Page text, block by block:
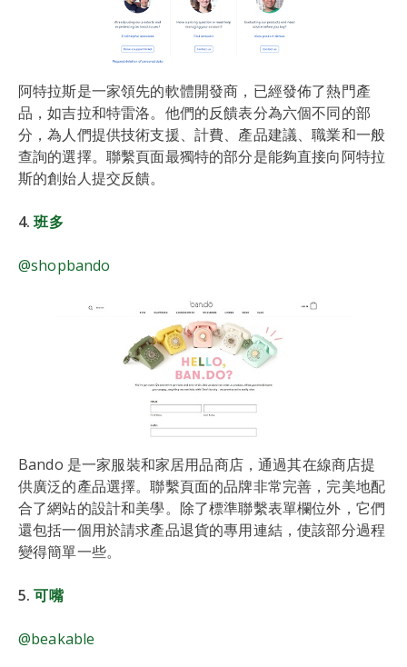
阿特拉斯是一家領先的軟體開發商，已經發佈了熱門產
品，如吉拉和特雷洛。他們的反饋表分為六個不同的部
分，為人們提供技術支援、計費、產品建議、職業和一般
查詢的選擇。聯繫頁面最獨特的部分是能夠直接向阿特拉
斯的創始人提交反饋。
4.班多
@shopbando
Bando 是一家服裝和家居用品商店，通過其在線商店提
供廣泛的產品選擇。聯繫頁面的品牌非常完善，完美地配
合了網站的設計和美學。除了標準聯繫表單欄位外，它們
還包括一個用於請求產品退貨的專用連結，使該部分過程
變得簡單一些。
5.可嘴
@beakable